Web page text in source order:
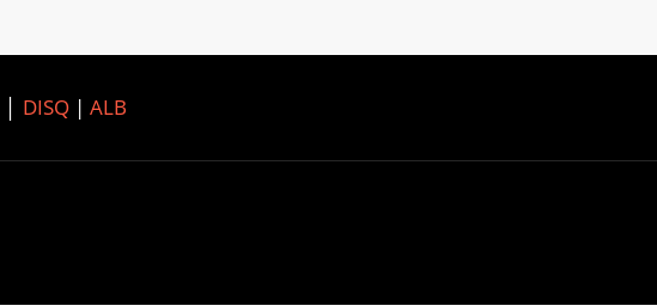
DISQ| ALB